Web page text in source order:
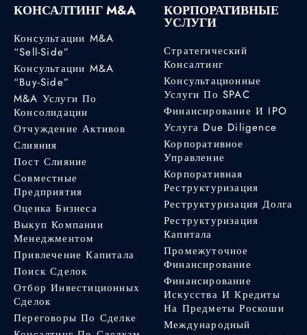
КОНСАЛТИНГ M&A
Консультации M&A
“Sell-Side”
Консультации M&A
“Buy-Side”
M&A Услуги По
Консолидации
Отчуждение Активов
Слияния
Пост Слияние
Совместные
Предприятия
Оценка Бизнеса
Выкуп Компании
Менеджментом
Привлечение Капитала
Поиск Сделок
Отбор Инвестиционных
Сделок
Переговоры По Сделке
КОРПОРАТИВНЫЕ
УСЛУГИ
Стратегический
Консалтинг
Консультационные
Услуги По SPAC
Финансирование И IPO
Услуга Due Diligence
Корпоративное
Управление
Корпоративная
Реструктуризация
Реструктуризация Долга
Реструктуризация
Капитала
Промежуточное
Финансирование
Финансирование
Искусства И Кредиты
На Предметы Роскоши
Международный